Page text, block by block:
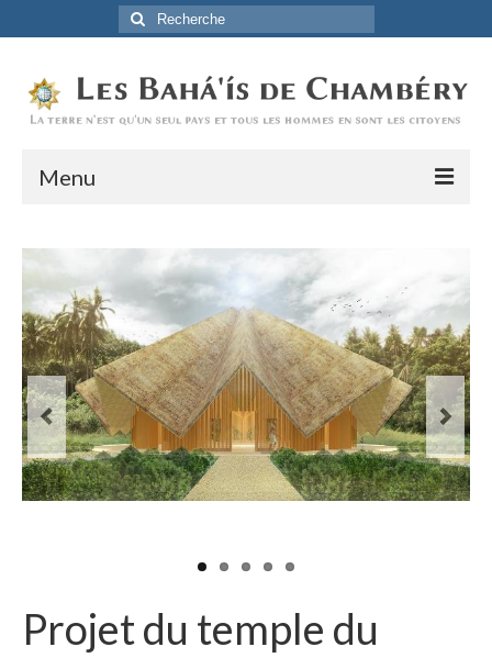
Rechercher
:
Menu
La Foi Baha’ie
L’Histoire
Être Baha’i au quotidien
Un débordement d’actions
Actualités
Projet du temple du